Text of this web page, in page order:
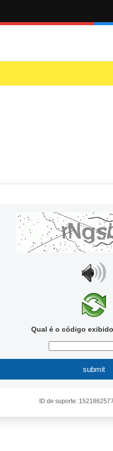
Qual é o código
submit
ID de suporte: